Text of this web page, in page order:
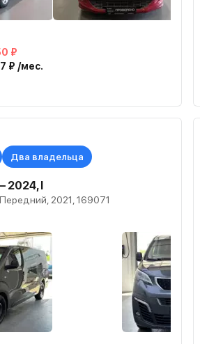
₽
₽ /мес.
Два владельца
2024, I
2021, 169071